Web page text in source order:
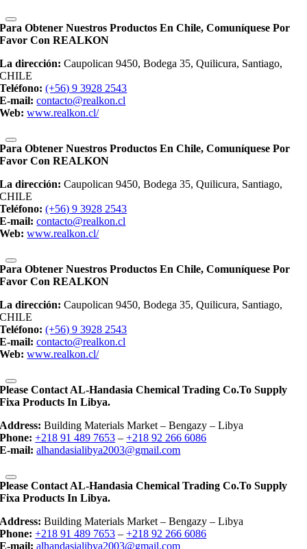
Para Obtener Nuestros Productos En Chile, Comuníquese Por
Favor Con REALKON
La dirección: Caupolican 9450, Bodega 35, Quilicura, Santiago,
CHILE
Teléfono: (+56) 9 3928 2543
E-mail: contacto@realkon.cl
Web: www.realkon.cl/
Para Obtener Nuestros Productos En Chile, Comuníquese Por
Favor Con REALKON
La dirección: Caupolican 9450, Bodega 35, Quilicura, Santiago,
CHILE
Teléfono: (+56) 9 3928 2543
E-mail: contacto@realkon.cl
Web: www.realkon.cl/
Para Obtener Nuestros Productos En Chile, Comuníquese Por
Favor Con REALKON
La dirección: Caupolican 9450, Bodega 35, Quilicura, Santiago,
CHILE
Teléfono: (+56) 9 3928 2543
E-mail: contacto@realkon.cl
Web: www.realkon.cl/
Please Contact AL-Handasia Chemical Trading Co.to Supply
Fixa Products In Libya.
Address: Building Materials Market – Bengazy – Libya
Phone: +218 91 489 7653 –+218 92 266 6086
E-mail: alhandasialibya2003@gmail.com
Please Contact AL-Handasia Chemical Trading Co.to Supply
Fixa Products In Libya.
Address: Building Materials Market – Bengazy – Libya
Phone: +218 91 489 7653 –+218 92 266 6086
E-mail: alhandasialibya2003@gmail.com